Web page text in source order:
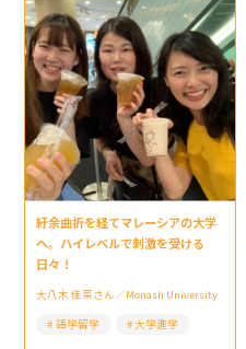
紆余曲折を経てマレーシアの大学
へ。ハイレベルで刺激を受ける
日々！
大八木 佳菜さん／Monash University
語学留学
大学進学